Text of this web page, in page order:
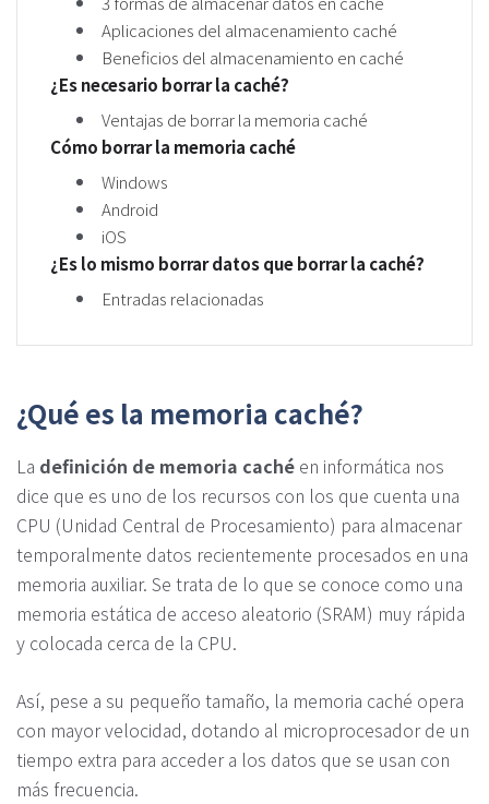
Aplicaciones del almacenamiento caché
Beneficios del almacenamiento en caché
¿Es necesario borrar la caché?
Ventajas de borrar la memoria caché
Cómo borrar la memoria caché
Windows
Android
iOS
¿Es lo mismo borrar datos que borrar la caché?
Entradas relacionadas
¿Qué es la memoria caché?
La definición de memoria caché en informática nos
dice que es uno de los recursos con los que cuenta una
CPU (Unidad Central de Procesamiento) para almacenar
temporalmente datos recientemente procesados en una
memoria auxiliar. Se trata de lo que se conoce como una
memoria estática de acceso aleatorio (SRAM) muy rápida
y colocada cerca de la CPU.
Así, pese a su pequeño tamaño, la memoria caché opera
con mayor velocidad, dotando al microprocesador de un
tiempo extra para acceder a los datos que se usan con
más frecuencia.